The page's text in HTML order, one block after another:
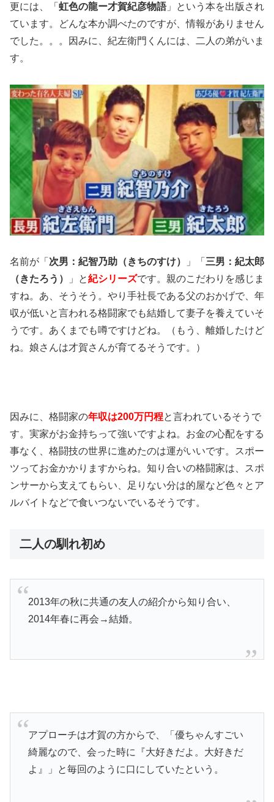
更には、「 虹色の龍ー才賀紀彦物語」という本を出版され
ています。どんな本か調べたのですが、情報がありません
でした。。。因みに、紀左衛門くんには、二人の弟がいま
す。
名前が「 次男：紀智乃助（きちのすけ） 」「 三男： 紀太郎
（きたろう）
」と紀シリーズです。親のこだわりを感じま
すね。あ、そうそう。やり手社長である父のおかげで、年
収が低いと言われる格闘家でも結婚して妻子を養えていそ
うです。あくまでも噂ですけどね。（もう、離婚したけど
ね。娘さんは才賀さんが育てるそうです。）
因みに、格闘家の年収は200万円程と言われているそうで
す。実家がお金持ちって強いですよね。お金の心配をする
事なく、格闘技の世界に進めたのは運がいいです。スポー
ツってお金かかりますからね。知り合いの格闘家は、スポ
ンサーから支えてもらい、足りない分は的屋など色々とア
ルバイトなどで食いつないでいるそうです。
二人の馴れ初め
2013年の秋に共通の友人の紹介から知り合い、
2014年春に再会→結婚。
アプローチは才賀の方からで、「優ちゃんすごい
綺麗なので、会った時に『大好きだよ。大好きだ
よ』」と毎回のように口にしていたという。